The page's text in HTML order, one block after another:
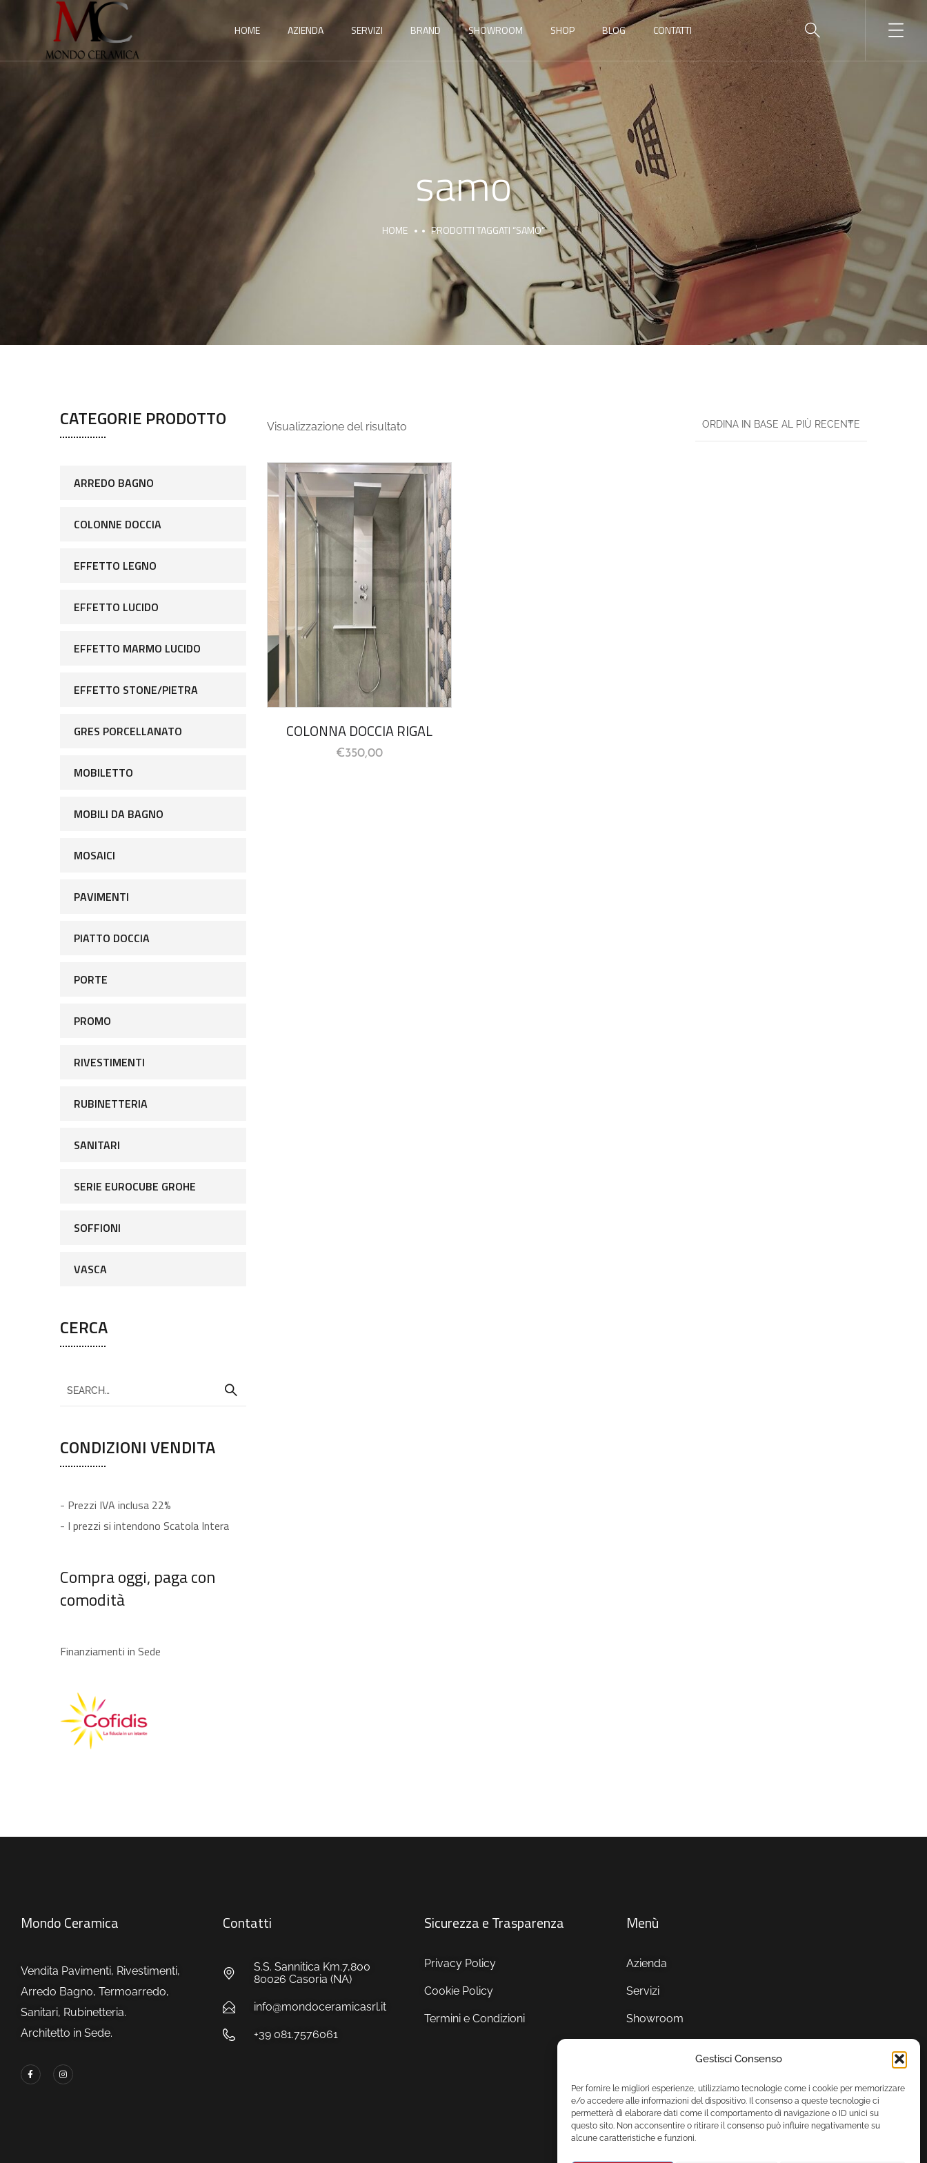
Gestisci Consenso
Per fornire le migliori esperienze, utilizziamo tecnologie come i cookie per memorizzare
e/o accedere alle informazioni del dispositivo. Il consenso a queste tecnologie ci
permetterà di elaborare dati come il comportamento di navigazione o ID unici su
questo sito. Non acconsentire o ritirare il consenso può influire negativamente su
alcune caratteristiche e funzioni.
HOME AZIENDA SERVIZI BRAND SHOWROOM SHOP BLOG CONTATTI
samo
HOME PRODOTTI TAGGATI “SAMO”
Visualizzazione del risultato
COLONNA DOCCIA RIGAL
€350,00
CATEGORIE PRODOTTO
ARREDO BAGNO
COLONNE DOCCIA
EFFETTO LEGNO
EFFETTO LUCIDO
EFFETTO MARMO LUCIDO
EFFETTO STONE/PIETRA
GRES PORCELLANATO
MOBILETTO
MOBILI DA BAGNO
MOSAICI
PAVIMENTI
PIATTO DOCCIA
PORTE
PROMO
RIVESTIMENTI
RUBINETTERIA
SANITARI
SERIE EUROCUBE GROHE
SOFFIONI
VASCA
CERCA
CONDIZIONI VENDITA
- Prezzi IVA inclusa 22%
- I prezzi si intendono Scatola Intera
Compra oggi, paga con
comodità
Finanziamenti in Sede
Mondo Ceramica
Vendita Pavimenti, Rivestimenti,
Arredo Bagno, Termoarredo,
Sanitari, Rubinetteria.
Architetto in Sede.
Contatti
S.S. Sannitica Km.7,800
80026 Casoria (NA)
info@mondoceramicasrl.it
+39 081.7576061
Sicurezza e Trasparenza
Privacy Policy
Cookie Policy
Termini e Condizioni
Menù
Azienda
Servizi
Showroom